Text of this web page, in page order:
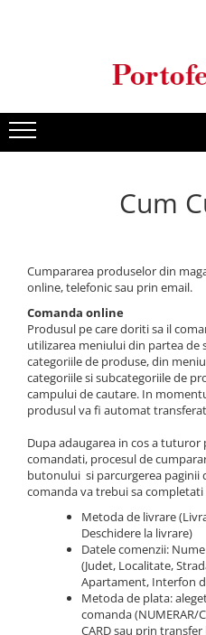
Clutch / Posete Plic
Genti Casual
Genti multifunctionale mamici
Rucsacuri Barbati
Ghiozdane
Curele Barbati
Genti Barbati de Umar
Cadouri pentru femei
Borsete Dama
Cum
Cumpararea produselor din
online, telefonic sau prin email.
Comanda online
Produsul pe care doriti sa il
utilizarea meniului din partea de
categoriile de produse, din
categoriile si subcategoriile de
campului de cautare. In
produsul va fi automat
Dupa adaugarea in cos a
comandati, procesul de
butonului si parcurgerea paginii
comanda va trebui sa
Metoda de livrare
Deschidere la livrare)
Datele comenzii:
(Judet, Localitate,
Apartament, Interfon
Metoda de plata:
comanda (NUMERAR/
CARD sau prin transfer